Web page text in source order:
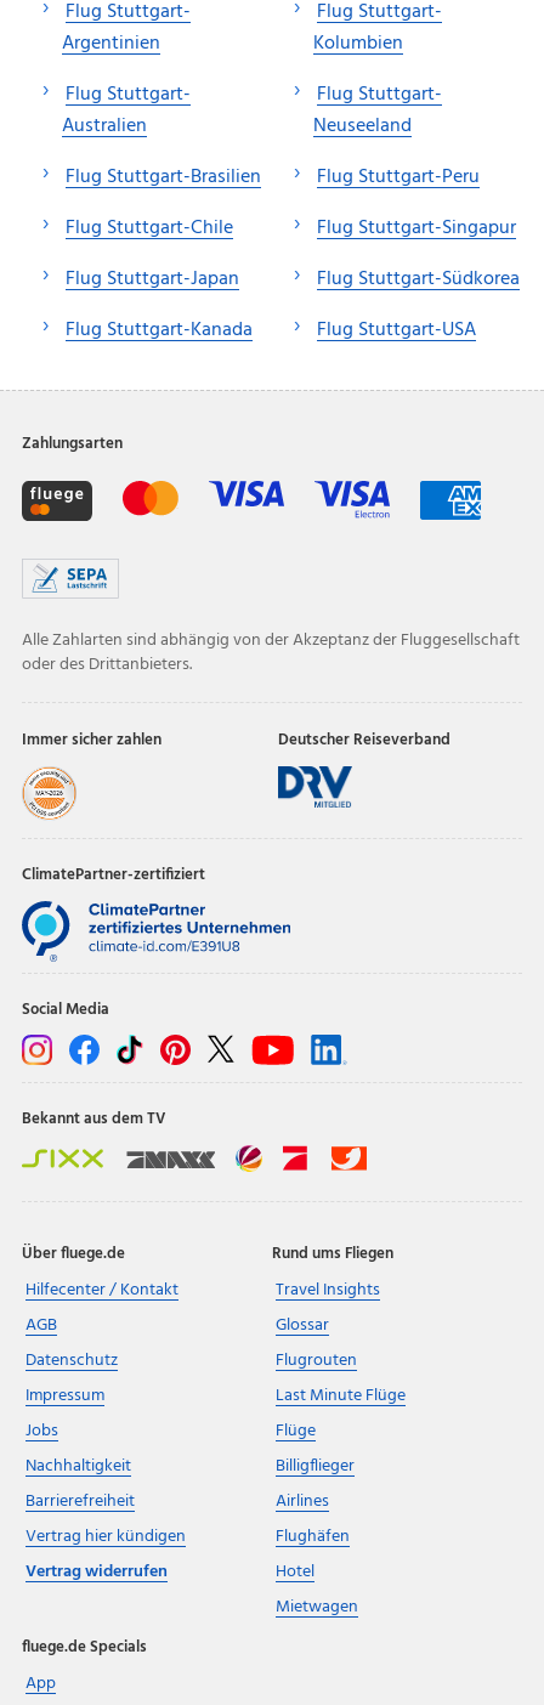
Flug Stuttgart-
Argentinien
Flug Stuttgart-
Australien
Flug Stuttgart-Brasilien
Flug Stuttgart-Chile
Flug Stuttgart-Japan
Flug Stuttgart-Kanada
Flug Stuttgart-
Kolumbien
Flug Stuttgart-
Neuseeland
Flug Stuttgart-Peru
Flug Stuttgart-Singapur
Flug Stuttgart-Südkorea
Flug Stuttgart-USA